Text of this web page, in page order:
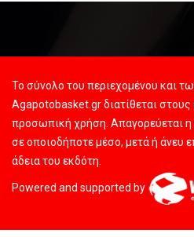
Το σύνολο του περιεχομένου και
Agapotobasket.gr διατίθεται
προσωπική χρήση. Απαγορεύεται
σε οποιοδήποτε μέσο, μετά ή άνευ
άδεια του εκδότη.
Powered and supported by